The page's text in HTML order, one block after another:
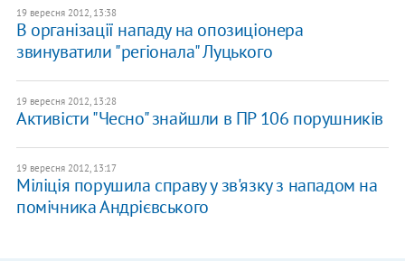
19 вересня 2012, 13:38
В організації нападу на опозиціонера
звинуватили "регіонала" Луцького
19 вересня 2012, 13:28
Активісти "Чесно" знайшли в ПР 106 порушників
19 вересня 2012, 13:17
Міліція порушила справу у зв'язку з нападом на
помічника Андрієвського